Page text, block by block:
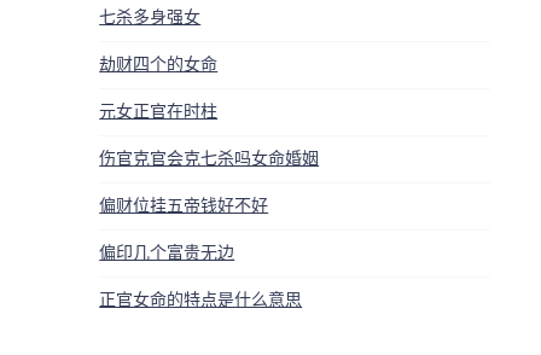
七杀多身强女
劫财四个的女命
元女正官在时柱
伤官克官会克七杀吗女命婚姻
偏财位挂五帝钱好不好
偏印几个富贵无边
正官女命的特点是什么意思